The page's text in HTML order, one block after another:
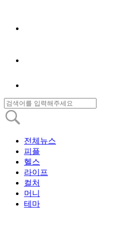
전체뉴스
피플
헬스
라이프
컬처
머니
테마